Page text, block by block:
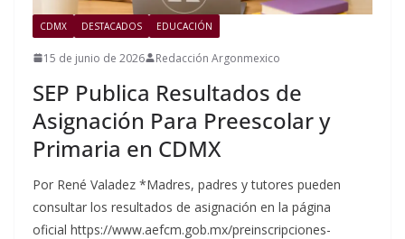
CDMX DESTACADOS EDUCACIÓN
15 de junio de 2026 Redacción Argonmexico
SEP Publica Resultados de
Asignación Para Preescolar y
Primaria en CDMX
Por René Valadez *Madres, padres y tutores pueden
consultar los resultados de asignación en la página
oficial https://www.aefcm.gob.mx/preinscripciones-